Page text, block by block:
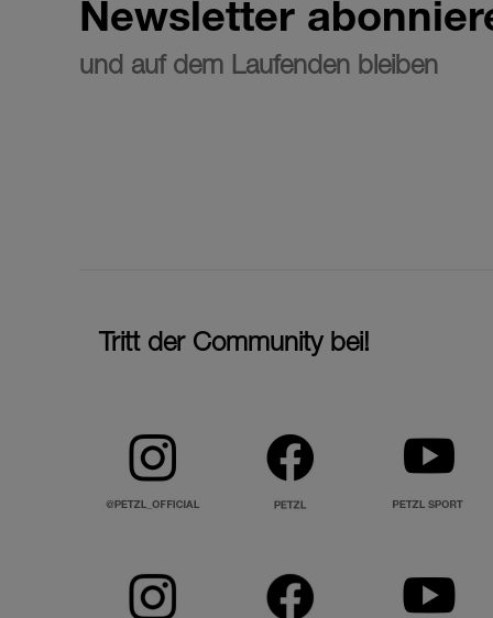
Newsletter
und auf dem Laufenden bleiben
Tritt der Community bei!